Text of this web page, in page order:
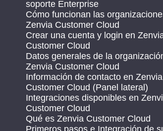
soporte Enterprise
Cómo funcionan las
Zenvia Customer Cloud
Crear una cuenta y login en
Customer Cloud
Datos generales de la
Zenvia Customer Cloud
Información de contacto en Zenvia
Customer Cloud (Panel lateral)
Integraciones disponibles en
Customer Cloud
Qué es Zenvia Customer Cloud
Primeros pasos e Integración de